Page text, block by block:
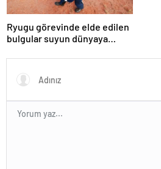
Ryugu görevinde elde edilen
bulgular suyun dünyaya
olabileceğini gösteriyor